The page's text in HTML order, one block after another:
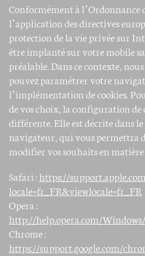
Conformément à l’Ordonnance
l’application des directives
protection de la vie privée sur
être implanté sur votre mobile
préalable. Dans ce contexte,
pouvez paramétrer votre
l’implémentation de cookies.
de vos choix, la configuration
différente. Elle est décrite dans
navigateur, qui vous permettra
modifier vos souhaits en matière
Safari : https://
locale=fr_FR&viewlocale=fr_FR
Opera :
http://help.opera.com/
Chrome :
https://support.google.com/